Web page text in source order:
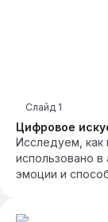
Цифровое
Слайд 1
Исследуем, как
использовано
эмоции и